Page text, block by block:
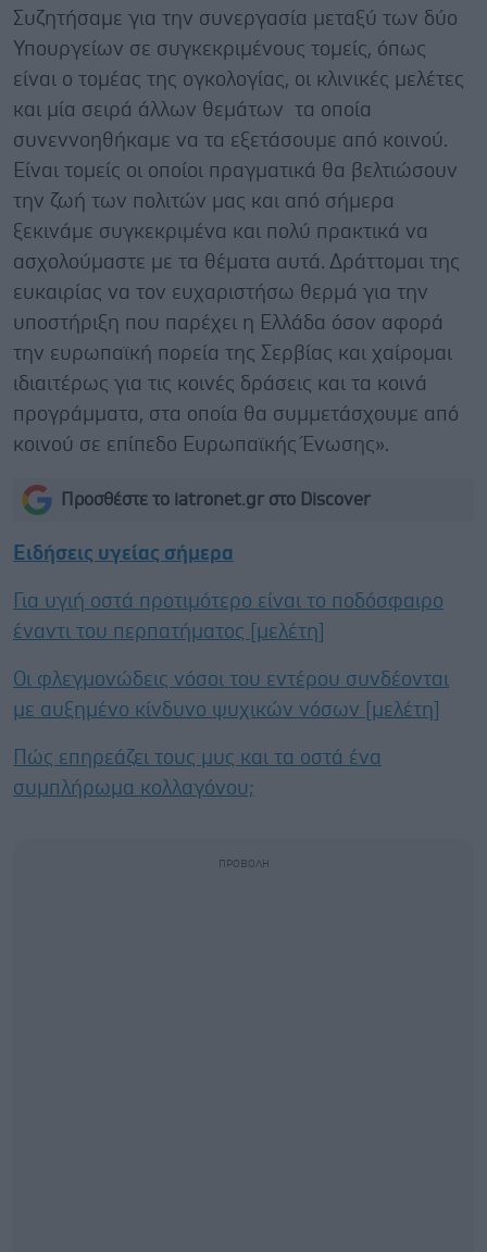
Συζητήσαμε για την συνεργασία μεταξύ των δύο
Υπουργείων σε συγκεκριμένους τομείς, όπως
είναι ο τομέας της ογκολογίας, οι κλινικές μελέτες
και μία σειρά άλλων θεμάτων τα οποία
συνεννοηθήκαμε να τα εξετάσουμε από κοινού.
Είναι τομείς οι οποίοι πραγματικά θα βελτιώσουν
την ζωή των πολιτών μας και από σήμερα
ξεκινάμε συγκεκριμένα και πολύ πρακτικά να
ασχολούμαστε με τα θέματα αυτά. Δράττομαι της
ευκαιρίας να τον ευχαριστήσω θερμά για την
υποστήριξη που παρέχει η Ελλάδα όσον αφορά
την ευρωπαϊκή πορεία της Σερβίας και χαίρομαι
ιδιαιτέρως για τις κοινές δράσεις και τα κοινά
προγράμματα, στα οποία θα συμμετάσχουμε από
κοινού σε επίπεδο Ευρωπαϊκής Ένωσης».
Προσθέστε το iatronet.gr στο Discover
Ειδήσεις υγείας σήμερα
Για υγιή οστά προτιμότερο είναι το ποδόσφαιρο
έναντι του περπατήματος [μελέτη]
Οι φλεγμονώδεις νόσοι του εντέρου συνδέονται
με αυξημένο κίνδυνο ψυχικών νόσων [μελέτη]
Πώς επηρεάζει τους μυς και τα οστά ένα
συμπλήρωμα κολλαγόνου;